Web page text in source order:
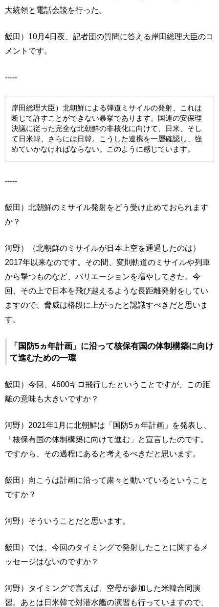
大統領と電話会談を行った。
飯田）10月4日夜、記者団の質問に答える岸田総理大臣のコ
メントです。
-----
岸田総理大臣）北朝鮮による弾道ミサイルの発射、これは
断じて許すことができない暴挙であります。国連の安保理
決議に従った完全な北朝鮮の非核化に向けて、日米、そし
て日米韓、さらには日韓。こうした連携を一層確認し、強
めていかなければならない。このように感じています。
-----
飯田）北朝鮮のミサイル発射をどう受け止めておられます
か？
河野）（北朝鮮のミサイルが日本上空を通過したのは）
2017年以来なのです。その間、変則軌道のミサイルや列車
から撃つものなど、バリエーションを増やしてきた。今
回、その上で日本を飛び越えるような長距離発射をしてい
ますので、脅威は格段に上がったと認識すべきだと思いま
す。
「国防5ヵ年計画」に沿って核保有国の体制構築に向け
て進むための一環
飯田）今回、4600キロ飛行したということですが、この距
離の意味も大きいですか？
河野）2021年1月に北朝鮮は「国防5ヵ年計画」を発表し、
「核保有国の体制構築に向けて進む」と宣言したのです。
ですから、その過程にあると考えるべきだと思います。
飯田）向こうは計画に沿って粛々と動いているということ
ですか？
河野）そういうことだと思います。
飯田）では、今回のタイミングで発射したことに関するメ
ッセージはないのですか？
河野）タイミングで言えば、空母が参加した米韓合同演
習。あとは日米韓で対潜水艦の演習も行っていますので、